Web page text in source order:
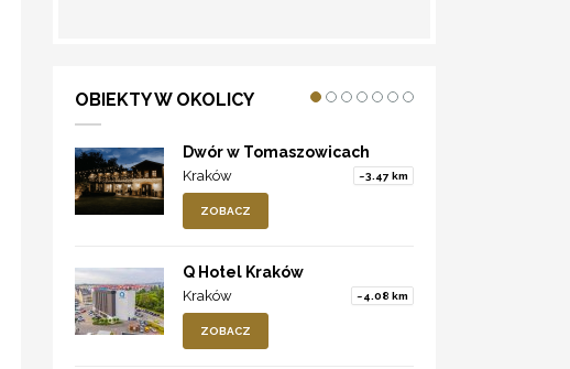
OBIEKTY W OKOLICY
Dwór w Tomaszowicach
Kraków ~3.47 km
ZOBACZ
Q Hotel Kraków
Kraków ~4.08 km
ZOBACZ